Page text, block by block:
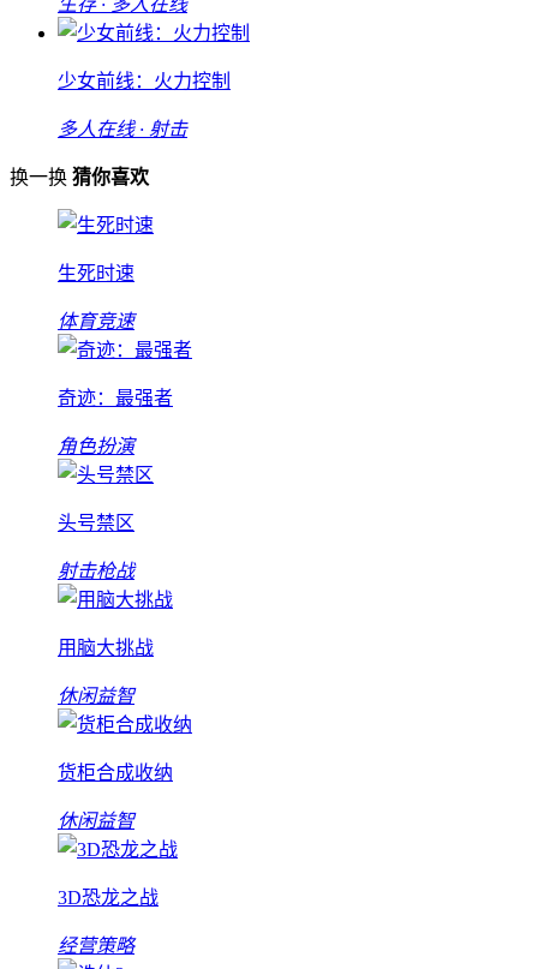
生存 · 多人在线
少女前线：火力控制
多人在线 · 射击
换一换 猜你喜欢
生死时速
体育竞速
奇迹：最强者
角色扮演
头号禁区
射击枪战
用脑大挑战
休闲益智
货柜合成收纳
休闲益智
3D恐龙之战
经营策略